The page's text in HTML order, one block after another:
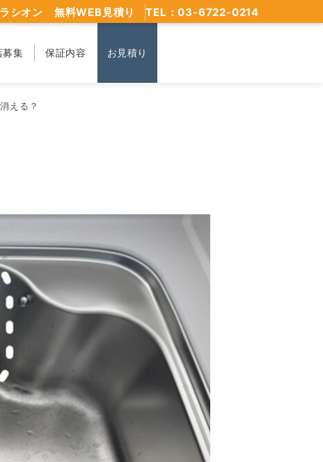
募集 保証内容 お見積り
シオン 無料WEB見積り TEL：03-6722-0214
える？